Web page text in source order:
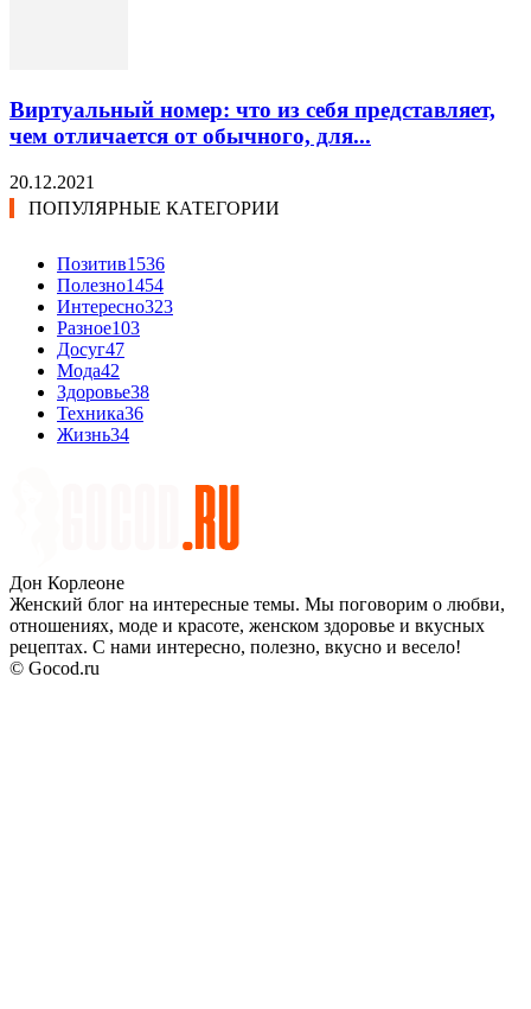
Виртуальный номер: что из себя представляет,
чем отличается от обычного, для...
20.12.2021
ПОПУЛЯРНЫЕ КАТЕГОРИИ
Позитив1536
Полезно1454
Интересно323
Разное103
Досуг47
Мода42
Здоровье38
Техника36
Жизнь34
Дон Корлеоне
Женский блог на интересные темы. Мы поговорим о любви,
отношениях, моде и красоте, женском здоровье и вкусных
рецептах. С нами интересно, полезно, вкусно и весело!
© Gocod.ru